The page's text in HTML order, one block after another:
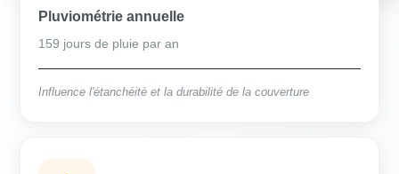
Pluviométrie annuelle
159 jours de pluie par an
Influence l'étanchéité et la durabilité de la couverture